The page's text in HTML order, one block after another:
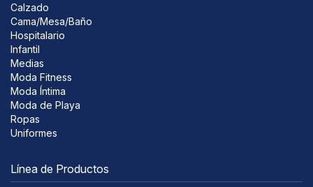
Calzado
Cama/Mesa/Baño
Hospitalario
Infantil
Medias
Moda Fitness
Moda Íntima
Moda de Playa
Ropas
Uniformes
Línea de Productos